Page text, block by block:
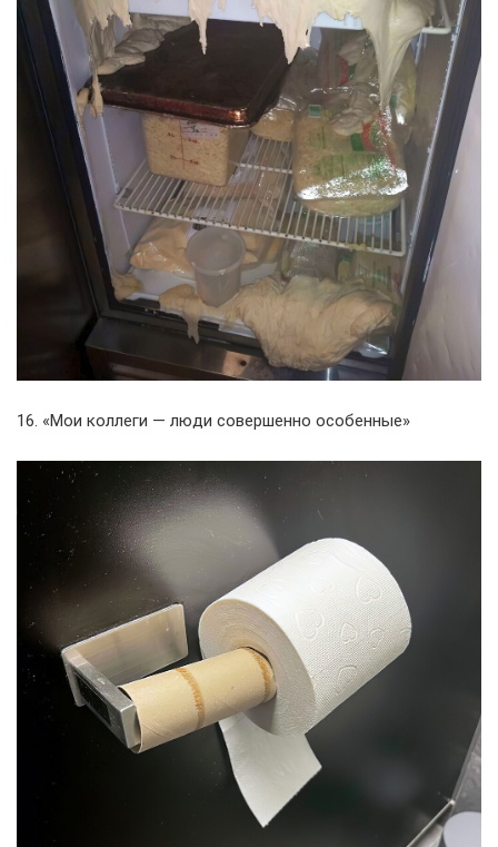
16. «Мои коллеги — люди совершенно особенные»